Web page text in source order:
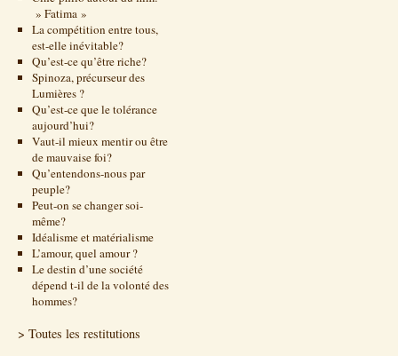
» Fatima »
La compétition entre tous,
est-elle inévitable?
Qu’est-ce qu’être riche?
Spinoza, précurseur des
Lumières ?
Qu’est-ce que le tolérance
aujourd’hui?
Vaut-il mieux mentir ou être
de mauvaise foi?
Qu’entendons-nous par
peuple?
Peut-on se changer soi-
même?
Idéalisme et matérialisme
L’amour, quel amour ?
Le destin d’une société
dépend t-il de la volonté des
hommes?
> Toutes les restitutions